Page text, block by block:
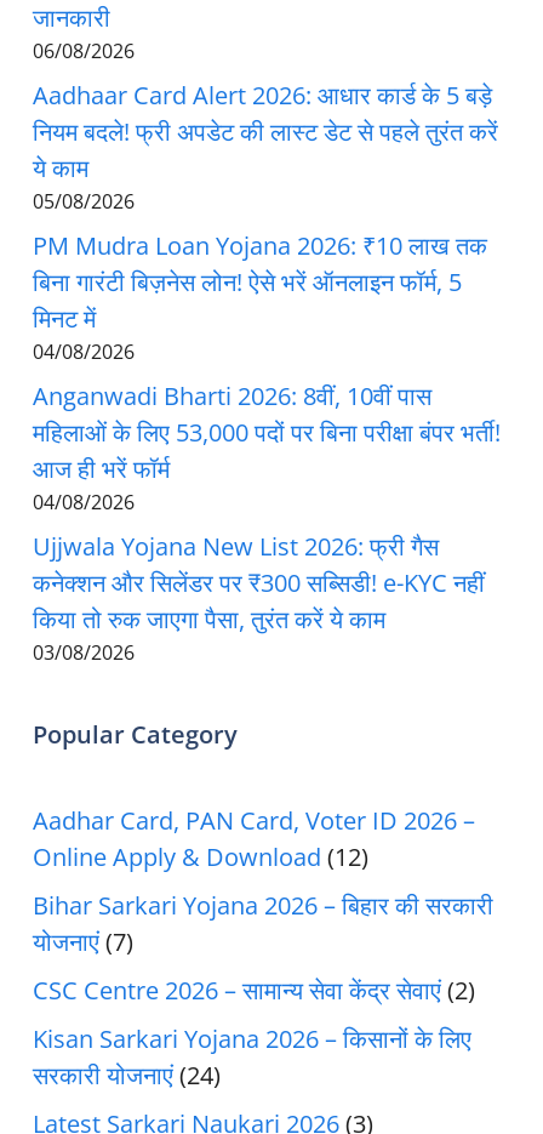
जानकारी
06/08/2026
Aadhaar Card Alert 2026: आधार कार्ड के 5 बड़े
नियम बदले! फ्री अपडेट की लास्ट डेट से पहले तुरंत करें
ये काम
05/08/2026
PM Mudra Loan Yojana 2026: ₹10 लाख तक
बिना गारंटी बिज़नेस लोन! ऐसे भरें ऑनलाइन फॉर्म, 5
मिनट में
04/08/2026
Anganwadi Bharti 2026: 8वीं, 10वीं पास
महिलाओं के लिए 53,000 पदों पर बिना परीक्षा बंपर भर्ती!
आज ही भरें फॉर्म
04/08/2026
Ujjwala Yojana New List 2026: फ्री गैस
कनेक्शन और सिलेंडर पर ₹300 सब्सिडी! e-KYC नहीं
किया तो रुक जाएगा पैसा, तुरंत करें ये काम
03/08/2026
Popular Category
Aadhar Card, PAN Card, Voter ID 2026 –
Online Apply & Download (12)
Bihar Sarkari Yojana 2026 – बिहार की सरकारी
योजनाएं(7)
CSC Centre 2026 – सामान्य सेवा केंद्र सेवाएं(2)
Kisan Sarkari Yojana 2026 – किसानों के लिए
सरकारी योजनाएं(24)
Latest Sarkari Naukari 2026(3)